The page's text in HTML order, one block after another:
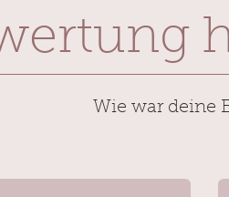
Wie war deine